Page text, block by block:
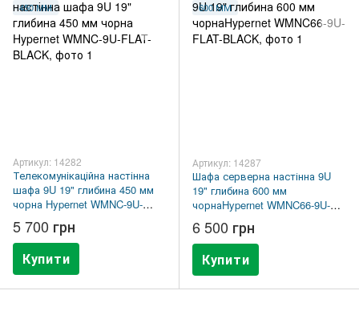
450 ММ
Артикул: 14282
Телекомунікаційна настінна
шафа 9U 19" глибина 450 мм
чорна Hypernet WMNC-9U-
FLAT- BLACK
5 700 грн
Купити
600 ММ
Артикул: 14287
Шафа серверна настінна 9U
19" глибина 600 мм
чорнаHypernet WMNC66-9U-
FLAT-BLACK
6 500 грн
Купити